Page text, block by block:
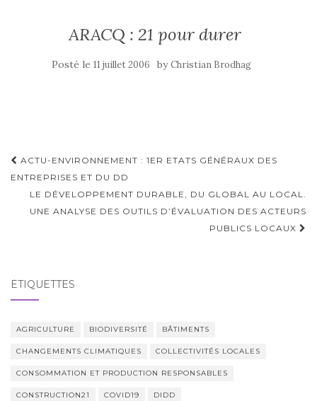
ARACQ : 21 pour durer
Posté le 11 juillet 2006 byChristian Brodhag
Navigation
d'article
ACTU-ENVIRONNEMENT : 1ER ETATS GÉNÉRAUX DES
ENTREPRISES ET DU DD
LE DÉVELOPPEMENT DURABLE, DU GLOBAL AU LOCAL.
UNE ANALYSE DES OUTILS D’ÉVALUATION DES ACTEURS
PUBLICS LOCAUX
ÉTIQUETTES
AGRICULTURE BIODIVERSITÉ BÂTIMENTS
CHANGEMENTS CLIMATIQUES COLLECTIVITÉS LOCALES
CONSOMMATION ET PRODUCTION RESPONSABLES
CONSTRUCTION21 COVID19 DIDD